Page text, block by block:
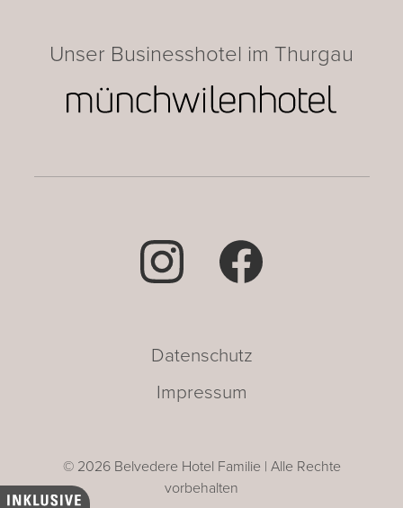
Unser Businesshotel im Thurgau
© 2026 Belvedere Hotel Familie | Alle Rechte
vorbehalten
Datenschutz
Impressum